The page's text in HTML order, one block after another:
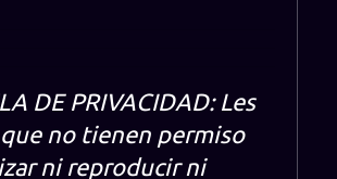
DE PRIVACIDAD:Les
no tienen permiso
ni reproducir ni